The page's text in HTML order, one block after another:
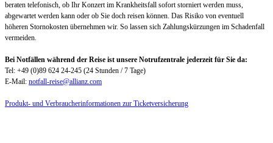
beraten telefonisch, ob Ihr Konzert im Krankheitsfall sofort storniert werden muss,
abgewartet werden kann oder ob Sie doch reisen können. Das Risiko von eventuell
höheren Stornokosten übernehmen wir. So lassen sich Zahlungskürzungen im Schadenfall
vermeiden.
Bei Notfällen während der Reise ist unsere Notrufzentrale jederzeit für Sie da:
Tel: +49 (0)89 624 24-245 (24 Stunden / 7 Tage)
E-Mail: notfall-reise@allianz.com
Produkt- und Verbraucherinformationen zur Ticketversicherung